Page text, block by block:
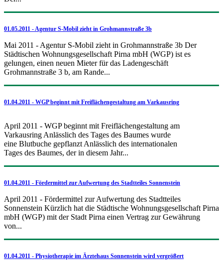
01.05.2011 - Agentur S-Mobil zieht in Grohmannstraße 3b
Mai 2011 - Agentur S-Mobil zieht in Grohmannstraße 3b Der
Städtischen Wohnungsgesellschaft Pirna mbH (WGP) ist es
gelungen, einen neuen Mieter für das Ladengeschäft
Grohmannstraße 3 b, am Rande...
01.04.2011 - WGP beginnt mit Freiflächengestaltung am Varkausring
April 2011 - WGP beginnt mit Freiflächengestaltung am
Varkausring Anlässlich des Tages des Baumes wurde
eine Blutbuche gepflanzt Anlässlich des internationalen
Tages des Baumes, der in diesem Jahr...
01.04.2011 - Fördermittel zur Aufwertung des Stadtteiles Sonnenstein
April 2011 - Fördermittel zur Aufwertung des Stadtteiles
Sonnenstein Kürzlich hat die Städtische Wohnungsgesellschaft Pirna
mbH (WGP) mit der Stadt Pirna einen Vertrag zur Gewährung
von...
01.04.2011 - Physiotherapie im Ärztehaus Sonnenstein wird vergrößert